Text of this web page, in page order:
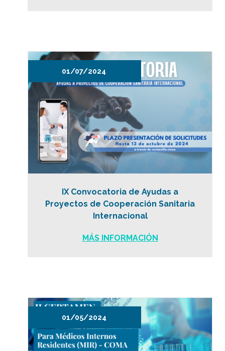
01/07/2024
IX Convocatoria de Ayudas a
Proyectos de Cooperación Sanitaria
Internacional
MÁS INFORMACIÓN
01/05/2024